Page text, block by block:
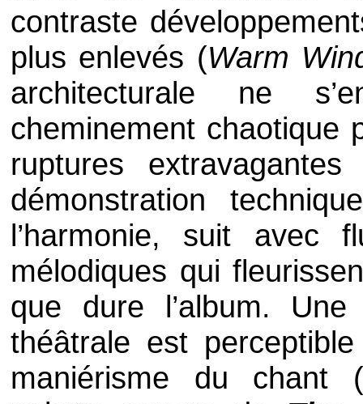
contraste
plus enlevés (Warm
architecturale ne
cheminement chaotique
ruptures
démonstration
l’harmonie, suit avec
mélodiques qui
que dure l’album.
théâtrale est
maniérisme du chant (